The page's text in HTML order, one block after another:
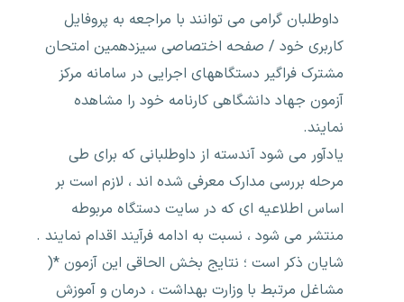
داوطلبان گرامی می توانند با مراجعه به پروفایل
کاربری خود / صفحه اختصاصی سیزدهمین امتحان
مشترک فراگیر دستگاههای اجرایی در سامانه مرکز
آزمون جهاد دانشگاهی کارنامه خود را مشاهده
نمایند.
یادآور می شود آندسته از داوطلبانی که برای طی
مرحله بررسی مدارک معرفی شده اند ، لازم است بر
اساس اطلاعیه ای که در سایت دستگاه مربوطه
منتشر می شود ، نسبت به ادامه فرآیند اقدام نمایند .‌
شایان ذکر است ؛ نتایج بخش الحاقی این آزمون *(
مشاغل مرتبط با وزارت بهداشت ، درمان و آموزش